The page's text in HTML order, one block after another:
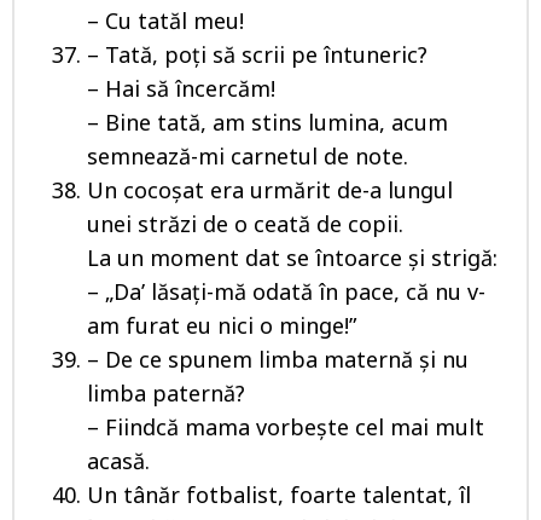
– Cu tatăl meu!
– Tată, poți să scrii pe întuneric?
– Hai să încercăm!
– Bine tată, am stins lumina, acum
semnează-mi carnetul de note.
Un cocoşat era urmărit de-a lungul
unei străzi de o ceată de copii.
La un moment dat se întoarce şi strigă:
– „Da’ lăsați-mă odată în pace, că nu v-
am furat eu nici o minge!”
– De ce spunem limba maternă și nu
limba paternă?
– Fiindcă mama vorbește cel mai mult
acasă.
Un tânăr fotbalist, foarte talentat, îl